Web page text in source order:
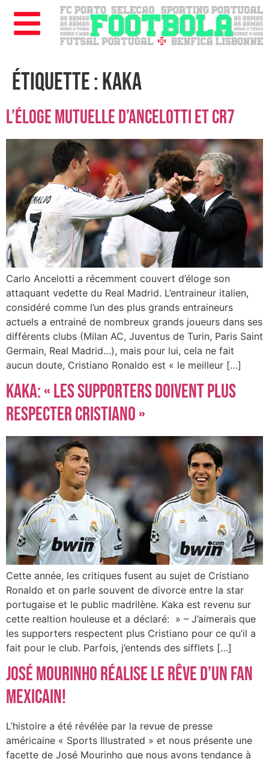
Étiquette :Kaka
L’éloge mutuelle d’Ancelotti et CR7
Carlo Ancelotti a récemment couvert d’éloge son
attaquant vedette du Real Madrid. L’entraineur italien,
considéré comme l’un des plus grands entraineurs
actuels a entrainé de nombreux grands joueurs dans ses
différents clubs (Milan AC, Juventus de Turin, Paris Saint
Germain, Real Madrid…), mais pour lui, cela ne fait
aucun doute, Cristiano Ronaldo est « le meilleur […]
Kaka: « les supporters doivent plus
respecter Cristiano »
Cette année, les critiques fusent au sujet de Cristiano
Ronaldo et on parle souvent de divorce entre la star
portugaise et le public madrilène. Kaka est revenu sur
cette realtion houleuse et a déclaré: » – J’aimerais que
les supporters respectent plus Cristiano pour ce qu’il a
fait pour le club. Parfois, j’entends des sifflets […]
José Mourinho réalise le rêve d’un fan
mexicain!
L’histoire a été révélée par la revue de presse
américaine « Sports Illustrated » et nous présente une
facette de José Mourinho que nous avons tendance à